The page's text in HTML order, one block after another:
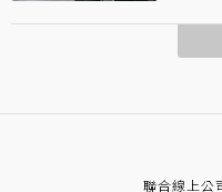
聯合線上公